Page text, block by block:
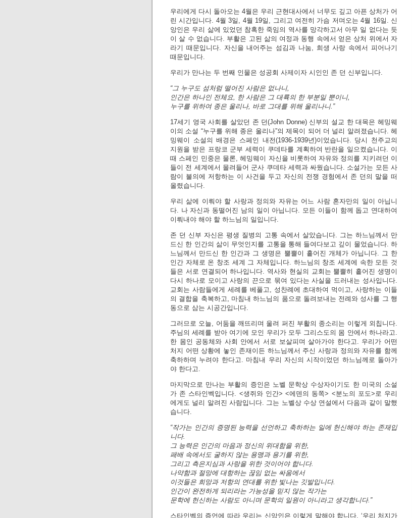
우리에게 다시 돌아오는 4월은 우리 근현대사에서 너무도 깊고 아픈 상처가 어
린 시간입니다. 4월 3일, 4월 19일, 그리고 여전히 가슴 저며오는 4월 16일. 신
앙인은 우리 삶에 있었던 참혹한 죽임의 역사를 망각하고서 아무 일 없다는 듯
이 살 수 없습니다. 부활은 고된 삶의 여정과 동행 속에서 얻은 상처 위에서 자
라기 때문입니다. 자신을 내어주는 섬김과 나눔, 희생 사랑 속에서 피어나기
때문입니다.
우리가 만나는 두 번째 인물은 성공회 사제이자 시인인 존 던 신부입니다.
“그 누구도 섬처럼 떨어진 사람은 없나니,
인간은 하나인 전체요, 한 사람은 그 대륙의 한 부분일 뿐이니,
누구를 위하여 종은 울리나, 바로 그대를 위해 울리나니.”
17세기 영국 사회를 살았던 존 던(John Donne) 신부의 설교 한 대목은 헤밍웨
이의 소설 “누구를 위해 종은 울리나”의 제목이 되어 더 널리 알려졌습니다. 헤
밍웨이 소설의 배경은 스페인 내전(1936-1939년)이었습니다. 당시 천주교의
지원을 받은 프랑코 군부 세력이 쿠데타를 계획하여 반란을 일으켰습니다. 이
때 스페인 민중은 물론, 헤밍웨이 자신을 비롯하여 자유와 정의를 지키려던 이
들이 전 세계에서 몰려들어 군사 쿠데타 세력과 싸웠습니다. 소설가는 모든 사
람이 불의에 저항하는 이 사건을 두고 자신의 전쟁 경험에서 존 던의 말을 떠
올렸습니다.
우리 삶에 이뤄야 할 사랑과 정의와 자유는 어느 사람 혼자만의 일이 아닙니
다. 나 자신과 동떨어진 남의 일이 아닙니다. 모든 이들이 함께 돕고 연대하여
이뤄내야 해야 할 하느님의 일입니다.
존 던 신부 자신은 평생 질병의 고통 속에서 살았습니다. 그는 하느님께서 만
드신 한 인간의 삶이 무엇인지를 고통을 통해 들여다보고 깊이 물었습니다. 하
느님께서 만드신 한 인간과 그 생명은 뿔뿔이 흩어진 개체가 아닙니다. 그 한
인간 자체로 온 창조 세계 그 자체입니다. 하느님의 창조 세계에 속한 모든 것
들은 서로 연결되어 하나입니다. 역사와 현실의 교회는 뿔뿔히 흩어진 생명이
다시 하나로 모이고 사랑의 끈으로 묶여 있다는 사실을 드러내는 성사입니다.
교회는 사람들에게 세례를 베풀고, 성찬례에 초대하여 먹이고, 사랑하는 이들
의 결합을 축복하고, 마침내 하느님의 품으로 돌려보내는 전례와 성사를 그 행
동으로 삼는 시공간입니다.
그러므로 오늘, 어둠을 깨뜨리며 울려 퍼진 부활의 종소리는 이렇게 외칩니다.
주님의 세례를 받아 여기에 모인 우리가 모두 그리스도의 몸 안에서 하나라고.
한 몸인 공동체와 사회 안에서 서로 보살피며 살아가야 한다고. 우리가 어떤
처지 어떤 상황에 놓인 존재이든 하느님께서 주신 사랑과 정의와 자유를 함께
축하하며 누려야 한다고. 마침내 우리 자신의 시작이었던 하느님께로 돌아가
야 한다고.
마지막으로 만나는 부활의 증인은 노벨 문학상 수상자이기도 한 미국의 소설
가 존 스타인벡입니다. <생쥐와 인간> <에덴의 동쪽> <분노의 포도>로 우리
에게도 널리 알려진 사람입니다. 그는 노벨상 수상 연설에서 다음과 같이 말했
습니다.
“작가는 인간의 증명된 능력을 선언하고 축하하는 일에 헌신해야 하는 존재입
니다.
그 능력은 인간의 마음과 정신의 위대함을 위한,
패배 속에서도 굴하지 않는 용맹과 용기를 위한,
그리고 측은지심과 사랑을 위한 것이어야 합니다.
나약함과 절망에 대항하는 끊임 없는 싸움에서
이것들은 희망과 저항의 연대를 위한 빛나는 깃발입니다.
인간이 완전하게 되리라는 가능성을 믿지 않는 작가는
문학에 헌신하는 사람도 아니며 문학의 일원이 아니라고 생각합니다.”
스타인벡의 증언에 따라 우리는 신앙인은 이렇게 말해야 합니다. ‘우리 처지가